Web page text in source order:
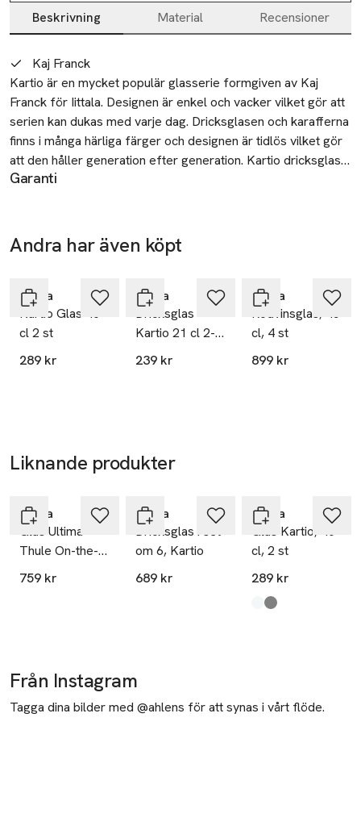
Beskrivning Material Recensioner
Beskrivning
Kaj Franck
Kartio är en mycket populär glasserie formgiven av Kaj
Franck för Iittala. Designen är enkel och vacker vilket gör att
serien kan dukas med varje dag. Dricksglasen och karafferna
finns i många härliga färger och designen är tidlös vilket gör
att den håller generation efter generation. Kartio dricksglas
är ett perfekt glas att duka med varje dag på middagsbordet.
Garanti
Andra har även köpt
Iittala
Kartio Glas 40
cl 2 st
289 kr
Iittala
Dricksglas
Kartio 21 cl 2-
pack
239 kr
Iittala
Rödvinsglas, 45
cl, 4 st
899 kr
Liknande produkter
Iittala
Glas Ultima
Thule On-the-
rocks, 28 cl, 2
759 kr
Iittala
Dricksglas i set
om 6, Kartio
689 kr
Iittala
Glas Kartio, 40
cl, 2 st
289 kr
Produkten finns i
Klar,
Grå,
Från Instagram
Tagga dina bilder med @ahlens för att synas i vårt flöde.